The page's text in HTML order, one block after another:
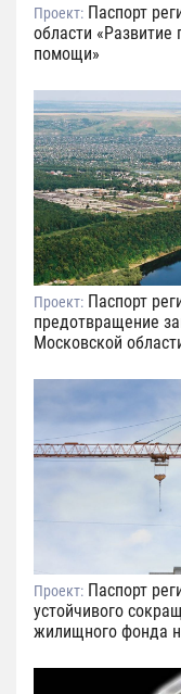
Проект: Паспорт
области
помощи»
Проект: Паспорт
предотвращение
Московской
Проект: Паспорт
устойчивого
жилищного фонда